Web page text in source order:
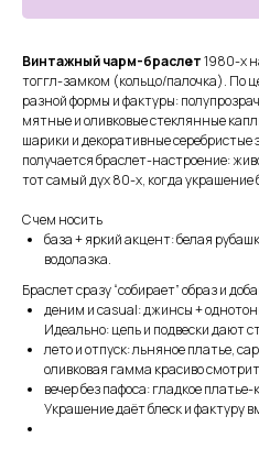
Винтажный чарм-браслет1980-х
тоггл-замком (кольцо/палочка). По
разной формы и фактуры:
мятные и оливковые стеклянные
шарики и декоративные
получается браслет-настроение:
тот самый дух 80-х, когда
С чем носить
база + яркий акцент: белая
водолазка.
Браслет сразу “собирает” образ и
деним и casual: джинсы +
Идеально: цепь и подвески дают
лето и отпуск: льняное платье,
оливковая гамма красиво
вечер без пафоса: гладкое
Украшение даёт блеск и фактуру
СМОТРИТЕ ТАКЖЕ